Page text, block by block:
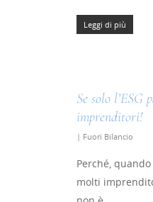
Leggi di più
Se solo l’ESG
imprenditori!
| Fuori Bilancio
Perché,
molti